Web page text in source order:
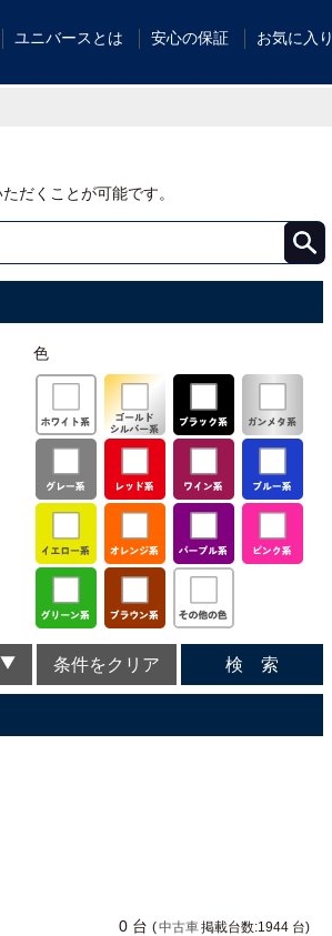
ユニバースとは 安心の保証 お気に入り
だくことが可能です。
色
条件をクリア 検 索
0 台 (中古車掲載台数:1944 台)